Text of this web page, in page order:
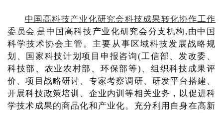
中国高科技产业化研究会科技成果转化协作工作
委员会 是中国高科技产业化研究会分支机构,由中国
科学技术协会主管。主要从事区域科技发展战略规
划、国家科技计划项目申报咨询(工信部、发改委、
科技部、农业农村部、环保部等)、组织科技成果评
价、项目战略研讨、专家考察调研、研发平台搭建、
开展科技政策培训、企业内训等相关业务，以促进科
学技术成果的商品化和产业化。充分利用自身在高新